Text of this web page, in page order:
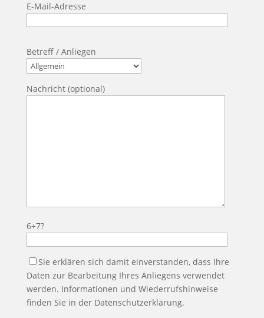
E-Mail-Adresse
lasse
dieses
Feld
leer.
Betreff / Anliegen
Nachricht (optional)
6+7?
Sie erklären sich damit einverstanden, dass Ihre
Daten zur Bearbeitung Ihres Anliegens verwendet
werden. Informationen und Wiederrufshinweise
finden Sie in der Datenschutzerklärung.